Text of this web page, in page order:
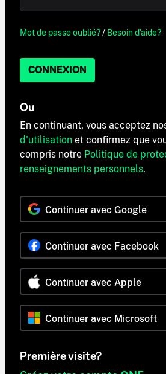
Mot de passe oublié?/ Besoin d'aide?
CONNEXION
Ou
En continuant, vous acceptez
d'utilisation et confirmez que
compris notre Politique de
renseignements personnels.
Continuer avec Google
Continuer avec Facebook
Continuer avec Apple
Continuer avec Microsoft
Première visite?